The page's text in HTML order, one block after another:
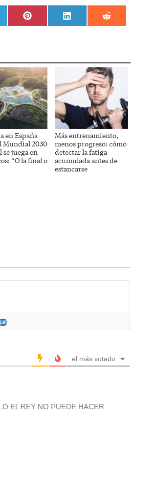
Compartir
en
Compartir
en
Compartir
en
en España
Mundial 2030
se juega en
“O la final o
Más entrenamiento,
menos progreso: cómo
detectar la fatiga
acumulada antes de
estancarse
el más votado
EL REY NO PUEDE HACER